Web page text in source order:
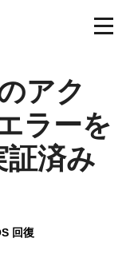
アク
ラーを
済み
回復